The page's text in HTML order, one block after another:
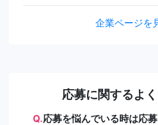
企業ページを
応募に関するよ
Q.応募を悩んでいる時は応